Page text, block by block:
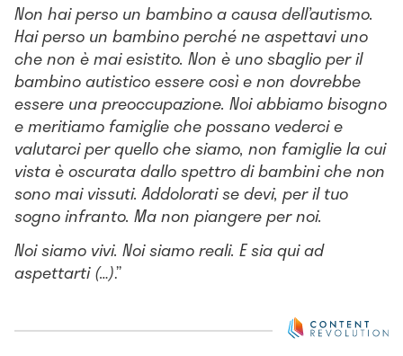
Non hai perso un bambino a causa dell’autismo.
Hai perso un bambino perché ne aspettavi uno
che non è mai esistito. Non è uno sbaglio per il
bambino autistico essere così e non dovrebbe
essere una preoccupazione. Noi abbiamo bisogno
e meritiamo famiglie che possano vederci e
valutarci per quello che siamo, non famiglie la cui
vista è oscurata dallo spettro di bambini che non
sono mai vissuti. Addolorati se devi, per il tuo
sogno infranto. Ma non piangere per noi.
Noi siamo vivi. Noi siamo reali. E sia qui ad
aspettarti (…).”